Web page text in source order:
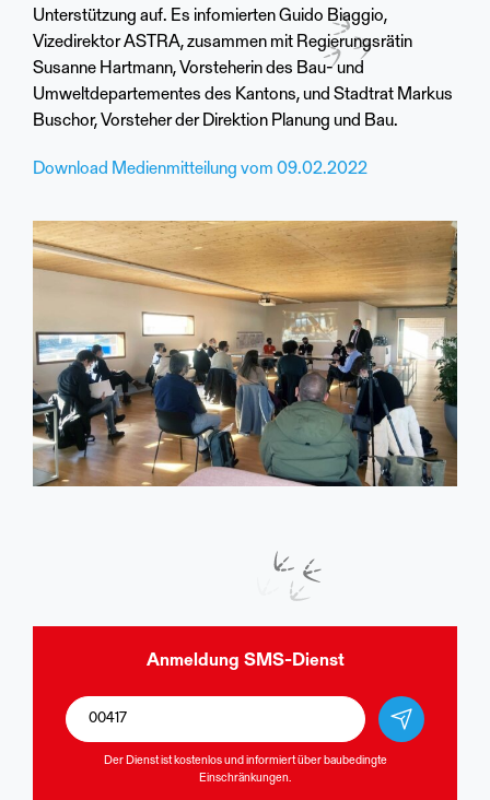
Unterstützung auf. Es infomierten Guido Biaggio,
Vizedirektor ASTRA, zusammen mit Regierungsrätin
Susanne Hartmann, Vorsteherin des Bau- und
Umweltdepartementes des Kantons, und Stadtrat Markus
Buschor, Vorsteher der Direktion Planung und Bau.
Download Medienmitteilung vom 09.02.2022
Anmeldung SMS-Dienst
Der Dienst ist kostenlos und informiert über baubedingte
Einschränkungen.